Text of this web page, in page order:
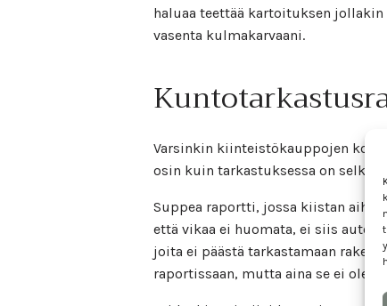
haluaa teettää kartoituksen
vasenta kulmakarvaani.
Varsinkin kiinteistökauppojen
osin kuin tarkastuksessa on
Suppea raportti, jossa kiistan
että vikaa ei huomata, ei siis
joita ei päästä tarkastamaan
raportissaan, mutta aina se ei ole